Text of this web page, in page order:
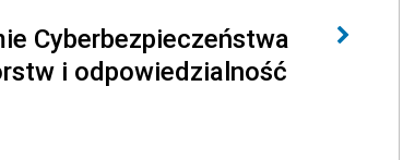
Cyberbezpieczeństwa
i odpowiedzialność